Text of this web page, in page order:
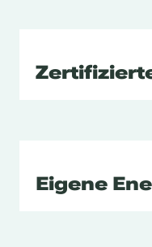
Eigene